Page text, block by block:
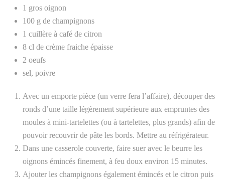
1 gros oignon
100 g de champignons
1 cuillère à café de citron
8 cl de crème fraiche épaisse
2 oeufs
sel, poivre
Avec un emporte pièce (un verre fera l’affaire), découper des
ronds d’une taille légèrement supérieure aux empruntes des
moules à mini-tartelettes (ou à tartelettes, plus grands) afin de
pouvoir recouvrir de pâte les bords. Mettre au réfrigérateur.
Dans une casserole couverte, faire suer avec le beurre les
oignons émincés finement, à feu doux environ 15 minutes.
Ajouter les champignons également émincés et le citron puis